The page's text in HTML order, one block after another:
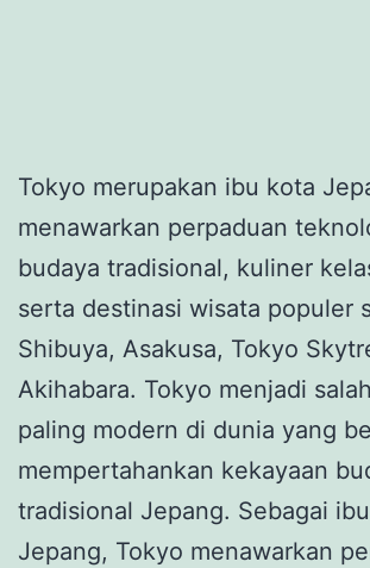
Tokyo merupakan ibu kota
menawarkan perpaduan
budaya tradisional, kuliner
serta destinasi wisata populer
Shibuya, Asakusa, Tokyo
Akihabara. Tokyo menjadi
paling modern di dunia yang
mempertahankan kekayaan
tradisional Jepang. Sebagai
Jepang, Tokyo menawarkan